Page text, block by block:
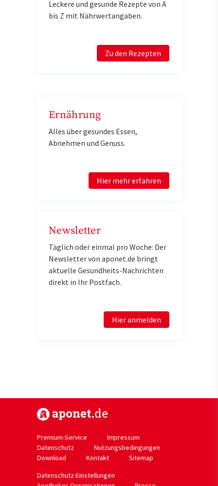
Leckere und gesunde Rezepte von A
bis Z mit Nährwertangaben.
Zu den Rezepten
Ernährung
Alles über gesundes Essen,
Abnehmen und Genuss.
Hier mehr erfahren
Newsletter
Täglich oder einmal pro Woche: Der
Newsletter von aponet.de bringt
aktuelle Gesundheits-Nachrichten
direkt in Ihr Postfach.
Hier anmelden
Premium-Service
Impressum
Datenschutz
Nutzungsbedingungen
Download
Kontakt
Sitemap
Datenschutz-Einstellungen